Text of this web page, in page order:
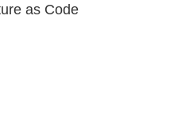
as Code